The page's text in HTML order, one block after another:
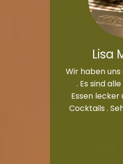
Lisa
Wir haben
. Es sind
Essen
Cocktails .